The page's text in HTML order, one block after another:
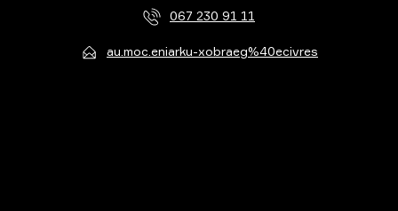
067 230 91 11
au.moc.eniarku-xobraeg%40ecivres